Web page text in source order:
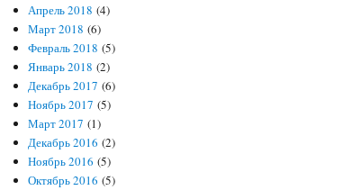
Апрель 2018 (4)
Март 2018 (6)
Февраль 2018 (5)
Январь 2018 (2)
Декабрь 2017 (6)
Ноябрь 2017 (5)
Март 2017 (1)
Декабрь 2016 (2)
Ноябрь 2016 (5)
Октябрь 2016 (5)